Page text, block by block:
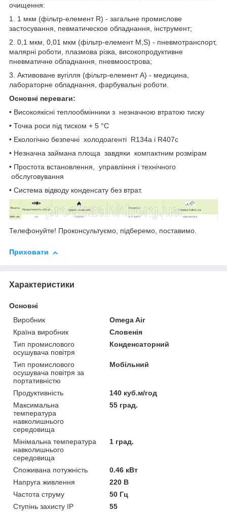
очищення:
1. 1 мкм (фільтр-елемент R) - загальне промислове
застосування, певматическое обладнання, інструмент;
2. 0,1 мкм, 0,01 мкм (фільтр-елемент M,S) - пневмотранспорт,
малярні роботи, плазмова різка, високопродуктивне
пневматичне обладнання, пневмоострова;
3. Активоване вугілля (фільтр-елемент A) - медицина,
лабораторне обладнання, фарбувальні роботи.
Основні переваги:
• Високоякісні теплообмінники з незначною втратою тиску
• Точка роси під тиском + 5 °С
• Екологічно безпечні холодоагенті R134a і R407c
• Незначна займана площа завдяки компактним розмірам
• Простота встановлення, управління і технічного
обслуговування
• Система відводу конденсату без втрат.
Телефонуйте! Проконсультуємо, підберемо, поставимо.
Приховати
Характеристики
Основні
Виробник
Omega Air
Країна виробник
Словенія
Тип промислового
осушувача повітря
Конденсаторний
Тип промислового
осушувача повітря за
портативністю
Мобільний
Продуктивність
140 куб.м/год
Максимальна
температура
навколишнього
середовища
55 град.
Мінімальна температура
навколишнього
середовища
1 град.
Споживана потужність
0.46 кВт
Напруга живлення
220 В
Частота струму
50 Гц
Ступінь захисту IP
55